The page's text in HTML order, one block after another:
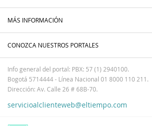
MÁS INFORMACIÓN
CONOZCA NUESTROS PORTALES
Info general del portal: PBX: 57 (1) 2940100.
Bogotá 5714444 - Línea Nacional 01 8000 110 211.
Dirección: Av. Calle 26 # 68B-70.
servicioalclienteweb@eltiempo.com